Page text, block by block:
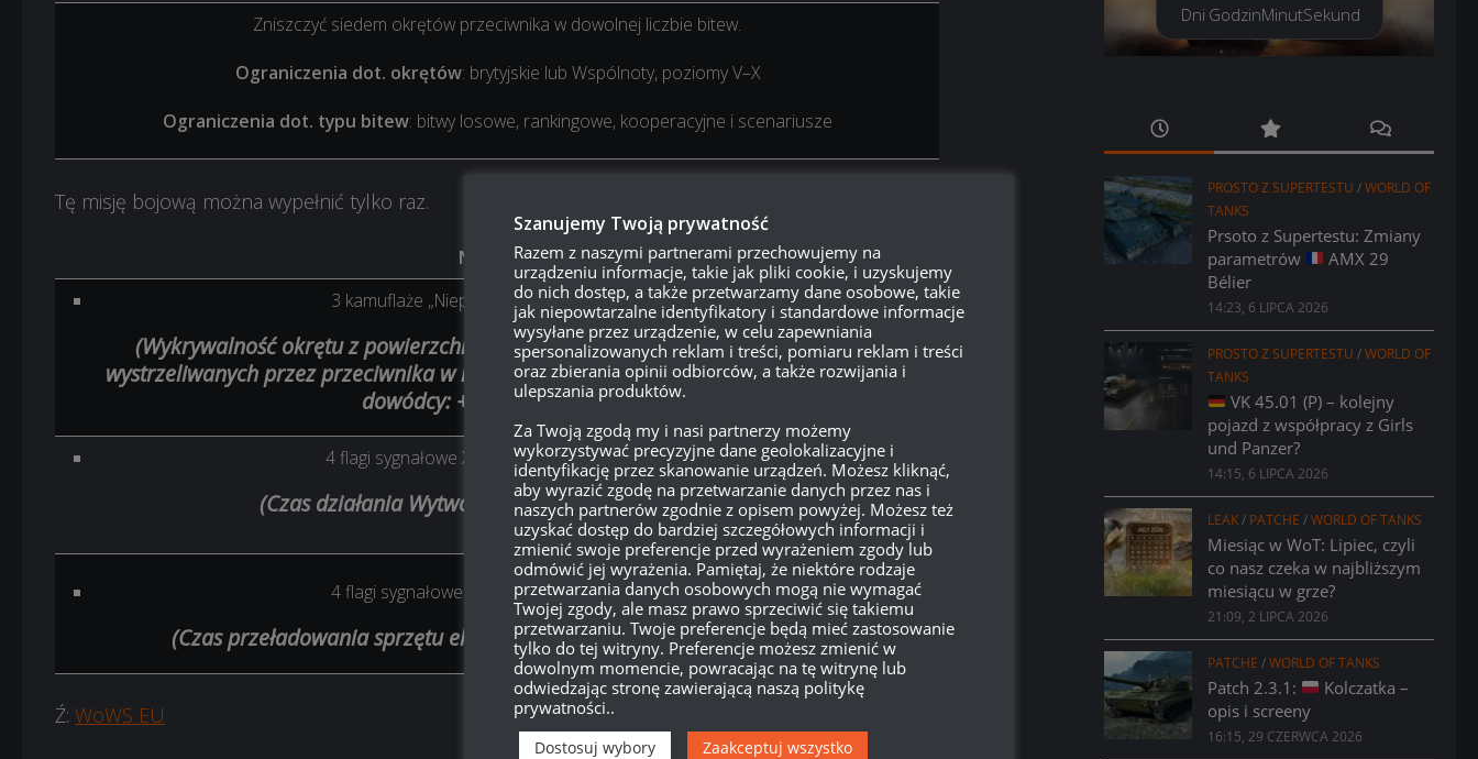
Zniszczyć siedem okrętów przeciwnika w dowolnej liczbie bitew.
Ograniczenia dot. okrętów: brytyjskie lub Wspólnoty, poziomy V–X
Ograniczenia dot. typu bitew: bitwy losowe, rankingowe, kooperacyjne i scenariusze
Tę misję bojową można wypełnić tylko raz.
Nagrody:
3 kamuflaże „Nieprzerwany ogień”
(Wykrywalność okrętu z powierzchni wody: –3%; rozrzut pocisków
wystrzeliwanych przez przeciwnika w kierunku Twojego okrętu: +4%; PD
dowódcy: +250%)
4 flagi sygnałowe X-Ray Papa Unaone
(Czas działania Wytwornicy dymu: +15%)
4 flagi sygnałowe November Foxtrot
(Czas przeładowania sprzętu eksploatacyjnego okrętu: –5%)
Ź: WoWS EU
Dni GodzinMinutSekund
PROSTO Z SUPERTESTU /WORLD OF
TANKS
Prsoto z Supertestu: Zmiany
parametrów
AMX 29
Bélier
14:23, 6 LIPCA 2026
PROSTO Z SUPERTESTU /WORLD OF
TANKS
VK 45.01 (P) – kolejny
pojazd z współpracy z Girls
und Panzer?
14:15, 6 LIPCA 2026
LEAK/ PATCHE /WORLD OF TANKS
Miesiąc w WoT: Lipiec, czyli
co nasz czeka w najbliższym
miesiącu w grze?
21:09, 2 LIPCA 2026
PATCHE /WORLD OF TANKS
Patch 2.3.1:
Kolczatka –
opis i screeny
16:15, 29 CZERWCA 2026
Szanujemy Twoją prywatność
Razem z naszymi partnerami przechowujemy na
urządzeniu informacje, takie jak pliki cookie, i uzyskujemy
do nich dostęp, a także przetwarzamy dane osobowe, takie
jak niepowtarzalne identyfikatory i standardowe informacje
wysyłane przez urządzenie, w celu zapewniania
spersonalizowanych reklam i treści, pomiaru reklam i treści
oraz zbierania opinii odbiorców, a także rozwijania i
ulepszania produktów.
Za Twoją zgodą my i nasi partnerzy możemy
wykorzystywać precyzyjne dane geolokalizacyjne i
identyfikację przez skanowanie urządzeń. Możesz kliknąć,
aby wyrazić zgodę na przetwarzanie danych przez nas i
naszych partnerów zgodnie z opisem powyżej. Możesz też
uzyskać dostęp do bardziej szczegółowych informacji i
zmienić swoje preferencje przed wyrażeniem zgody lub
odmówić jej wyrażenia. Pamiętaj, że niektóre rodzaje
przetwarzania danych osobowych mogą nie wymagać
Twojej zgody, ale masz prawo sprzeciwić się takiemu
przetwarzaniu. Twoje preferencje będą mieć zastosowanie
tylko do tej witryny. Preferencje możesz zmienić w
dowolnym momencie, powracając na tę witrynę lub
odwiedzając stronę zawierającą naszą politykę
prywatności..
Dostosuj wybory Zaakceptuj wszystko